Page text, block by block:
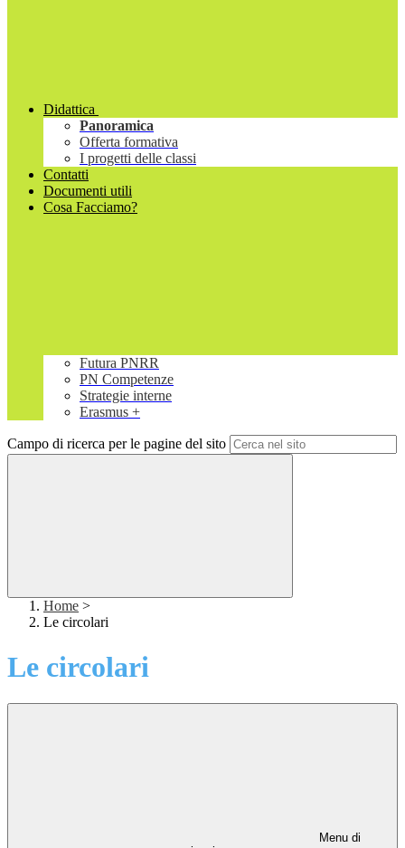
Didattica
Panoramica
Offerta formativa
I progetti delle classi
Contatti
Documenti utili
Cosa Facciamo?
Futura PNRR
PN Competenze
Strategie interne
Erasmus +
Campo di ricerca per le pagine del sito
Home >
Le circolari
Le circolari
Menu di